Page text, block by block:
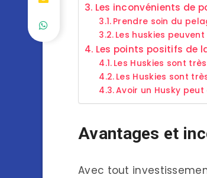
Les inconvénients de
Prendre soin du
Les huskies
Les points positifs de
Les Huskies sont
Les Huskies sont
Avoir un Husky
Avantages et
Avec tout